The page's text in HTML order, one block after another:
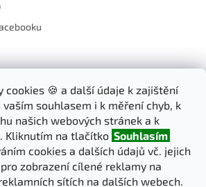
cookies 🍪 a další údaje k zajištění
souhlasem i k měření chyb, k
našich webových stránek a k
Kliknutím na tlačítko Souhlasím
cookies a dalších údajů vč. jejich
zobrazení cílené reklamy na
sítích na dalších webech.
vám budeme zasílat informace o nových
shopu.